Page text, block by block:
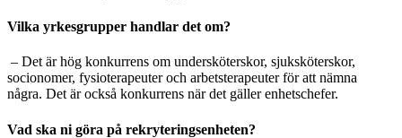
Vilka yrkesgrupper handlar det om?
– Det är hög konkurrens om undersköterskor, sjuksköterskor,
socionomer, fysioterapeuter och arbetsterapeuter för att nämna
några. Det är också konkurrens när det gäller enhetschefer.
Vad ska ni göra på rekryteringsenheten?